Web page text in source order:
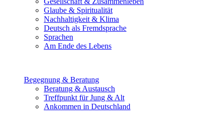
Glaube & Spiritualität
Nachhaltigkeit & Klima
Deutsch als Fremdsprache
Sprachen
Am Ende des Lebens
Begegnung & Beratung
Beratung & Austausch
Treffpunkt für Jung & Alt
Ankommen in Deutschland